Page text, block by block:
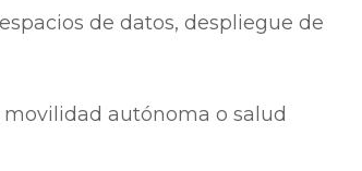
espacios de datos, despliegue de
autónoma o salud